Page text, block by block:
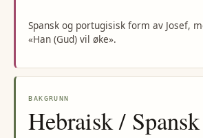
Spansk og portugisisk form av Josef,
«Han (Gud) vil øke».
BAKGRUNN
Hebraisk / Spansk